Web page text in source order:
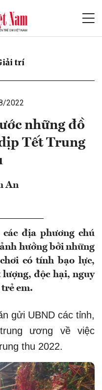
trí
2022
những đồ
Tết Trung
An
địa phương chú
hưởng bởi những
có tính bạo lực,
độc hại, nguy
em.
gửi UBND các tỉnh,
ương về việc
thu 2022.